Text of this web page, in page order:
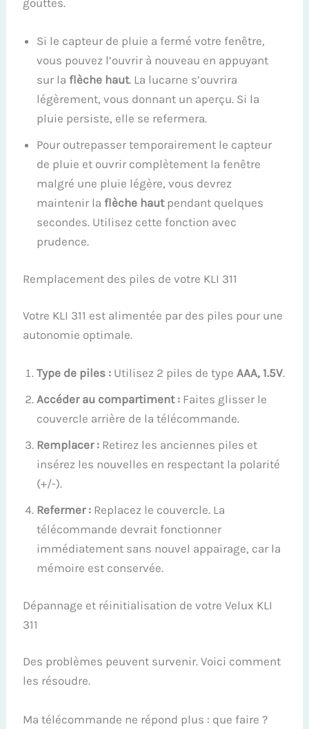
gouttes.
Si le capteur de pluie a fermé votre fenêtre,
vous pouvez l’ouvrir à nouveau en appuyant
sur la flèche haut. La lucarne s’ouvrira
légèrement, vous donnant un aperçu. Si la
pluie persiste, elle se refermera.
Pour outrepasser temporairement le capteur
de pluie et ouvrir complètement la fenêtre
malgré une pluie légère, vous devrez
maintenir la flèche hautpendant quelques
secondes. Utilisez cette fonction avec
prudence.
Remplacement des piles de votre KLI 311
Votre KLI 311 est alimentée par des piles pour une
autonomie optimale.
Type de piles : Utilisez 2 piles de typeAAA, 1.5V.
Accéder au compartiment : Faites glisser le
couvercle arrière de la télécommande.
Remplacer : Retirez les anciennes piles et
insérez les nouvelles en respectant la polarité
(+/-).
Refermer : Replacez le couvercle. La
télécommande devrait fonctionner
immédiatement sans nouvel appairage, car la
mémoire est conservée.
Dépannage et réinitialisation de votre Velux KLI
311
Des problèmes peuvent survenir. Voici comment
les résoudre.
Ma télécommande ne répond plus : que faire ?